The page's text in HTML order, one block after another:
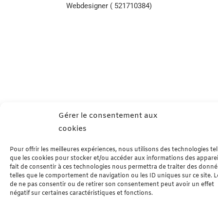
Gérer le consentement aux
cookies
Pour offrir les meilleures expériences, nous utilisons des technologies
que les cookies pour stocker et/ou accéder aux informations des
fait de consentir à ces technologies nous permettra de traiter des
telles que le comportement de navigation ou les ID uniques sur ce site.
de ne pas consentir ou de retirer son consentement peut avoir un effet
négatif sur certaines caractéristiques et fonctions.
Webdesigner ( 521710384)